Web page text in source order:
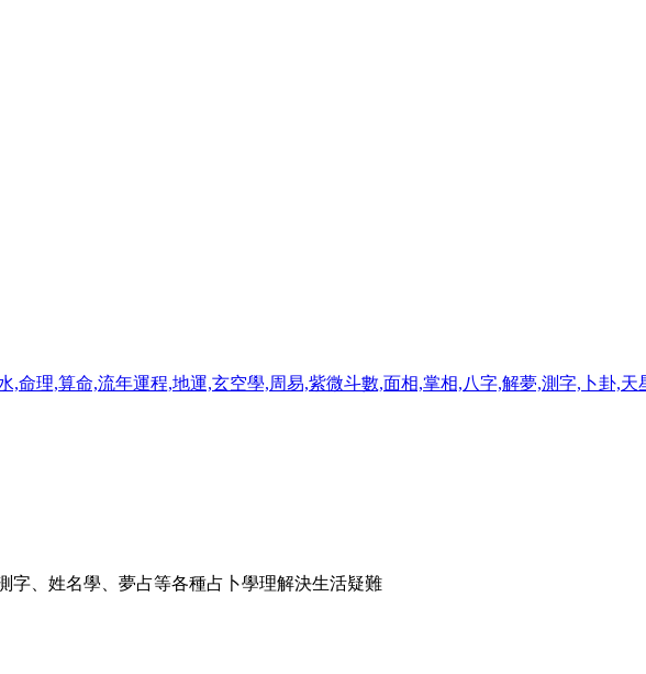
,命理,算命,流年運程,地運,玄空學,周易,紫微斗數,面相,掌相,八字,解夢,測字,卜卦,
字、姓名學、夢占等各種占卜學理解決生活疑難